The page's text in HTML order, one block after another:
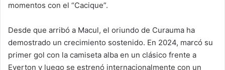
momentos con el “Cacique”.
Desde que arribó a Macul, el oriundo de Curauma ha
demostrado un crecimiento sostenido. En 2024, marcó su
primer gol con la camiseta alba en un clásico frente a
Everton y luego se estrenó internacionalmente con un